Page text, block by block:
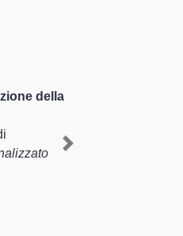
d'Altino e
il ripristino rapido
da
Next